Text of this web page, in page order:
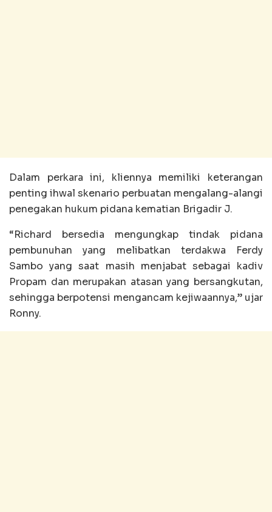
Dalam perkara ini, kliennya memiliki keterangan
penting ihwal skenario perbuatan mengalang-alangi
penegakan hukum pidana kematian Brigadir J.
“Richard bersedia mengungkap tindak pidana
pembunuhan yang melibatkan terdakwa Ferdy
Sambo yang saat masih menjabat sebagai kadiv
Propam dan merupakan atasan yang bersangkutan,
sehingga berpotensi mengancam kejiwaannya,” ujar
Ronny.